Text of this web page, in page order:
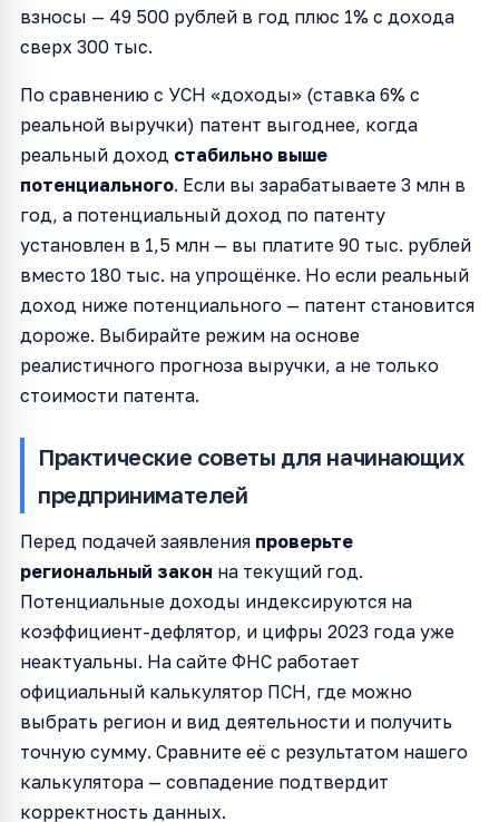
взносы — 49 500 рублей в год плюс 1% с дохода
сверх 300 тыс.
По сравнению с УСН «доходы» (ставка 6% с
реальной выручки) патент выгоднее, когда
реальный доход стабильно выше
потенциального. Если вы зарабатываете 3 млн в
год, а потенциальный доход по патенту
установлен в 1,5 млн — вы платите 90 тыс. рублей
вместо 180 тыс. на упрощёнке. Но если реальный
доход ниже потенциального — патент становится
дороже. Выбирайте режим на основе
реалистичного прогноза выручки, а не только
стоимости патента.
Практические советы для начинающих
предпринимателей
Перед подачей заявления проверьте
региональный закон на текущий год.
Потенциальные доходы индексируются на
коэффициент-дефлятор, и цифры 2023 года уже
неактуальны. На сайте ФНС работает
официальный калькулятор ПСН, где можно
выбрать регион и вид деятельности и получить
точную сумму. Сравните её с результатом нашего
калькулятора — совпадение подтвердит
корректность данных.